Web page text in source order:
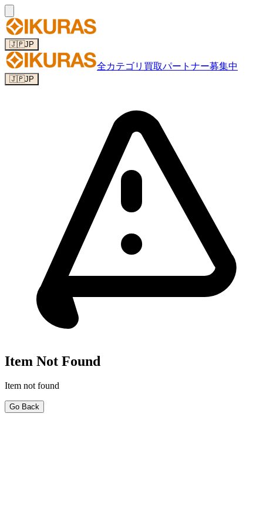
🇯🇵JP
全カテゴリ 買取パートナー募集中
🇯🇵JP
Item Not Found
Item not found
Go Back